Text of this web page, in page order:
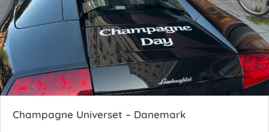
Champagne Universet – Danemark